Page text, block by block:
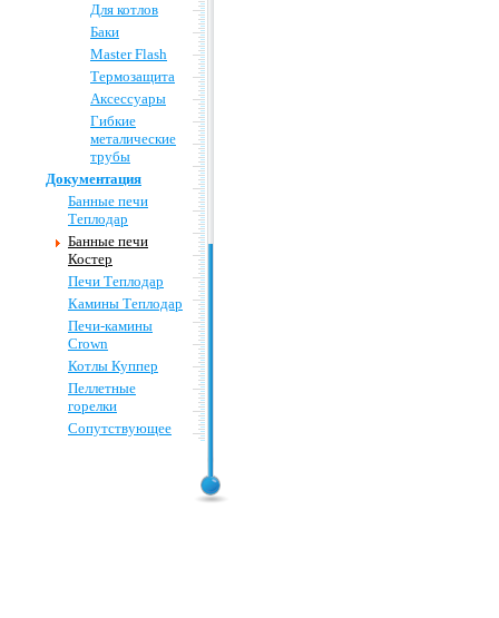
Для котлов
Баки
Master Flash
Термозащита
Аксессуары
Гибкие
металические
трубы
Документация
Банные печи
Теплодар
Банные печи
Костер
Печи Теплодар
Камины Теплодар
Печи-камины
Crown
Котлы Куппер
Пеллетные
горелки
Сопутствующее